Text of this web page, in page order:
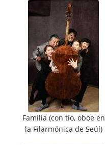
Familia (con tío, oboe en
la Filarmónica de Seúl)